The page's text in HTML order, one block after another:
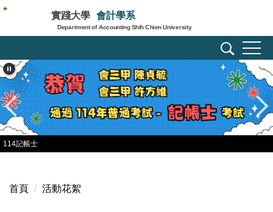
跳
主
內
容
區
實踐大學 會計學系
Department of Accounting Shih Chien University
114記帳士
首頁 活動花絮